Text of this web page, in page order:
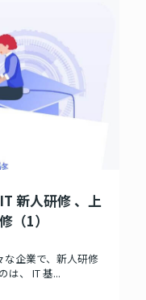
新人研修 、上
（1）
な企業で、新人研修
は、 IT 基...